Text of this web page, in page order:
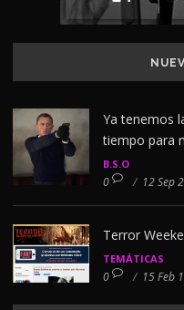
Ya tenemos
tiempo para
B.S.O
0 / 12 Sep
Terror
TEMÁTICAS
0 / 15 Feb